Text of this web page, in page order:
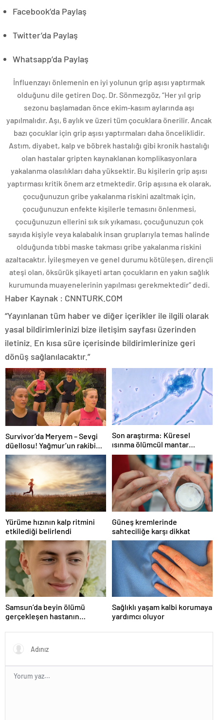
Facebook’da Paylaş
Twitter’da Paylaş
Whatsapp’da Paylaş
İnfluenzayı önlemenin en iyi yolunun grip aşısı yaptırmak
olduğunu dile getiren Doç. Dr. Sönmezgöz, “Her yıl grip
sezonu başlamadan önce ekim-kasım aylarında aşı
yapılmalıdır. Aşı, 6 aylık ve üzeri tüm çocuklara önerilir. Ancak
bazı çocuklar için grip aşısı yaptırmaları daha önceliklidir.
Astım, diyabet, kalp ve böbrek hastalığı gibi kronik hastalığı
olan hastalar gripten kaynaklanan komplikasyonlara
yakalanma olasılıkları daha yüksektir. Bu kişilerin grip aşısı
yaptırması kritik önem arz etmektedir. Grip aşısına ek olarak,
çocuğunuzun gribe yakalanma riskini azaltmak için,
çocuğunuzun enfekte kişilerle temasını önlenmesi,
çocuğunuzun ellerini sık sık yıkaması, çocuğunuzun çok
sayıda kişiyle veya kalabalık insan gruplarıyla temas halinde
olduğunda tıbbi maske takması gribe yakalanma riskini
azaltacaktır. İyileşmeyen ve genel durumu kötüleşen, dirençli
ateşi olan, öksürük şikayeti artan çocukların en yakın sağlık
kurumunda muayenelerinin yapılması gerekmektedir” dedi.
Haber Kaynak : CNNTURK.COM
“Yayınlanan tüm haber ve diğer içerikler ile ilgili olarak
yasal bildirimlerinizi bize iletişim sayfası üzerinden
iletiniz. En kısa süre içerisinde bildirimlerinize geri
dönüş sağlanılacaktır.”
Survivor’da Meryem – Sevgi
düellosu! Yağmur’un rakibi
belli oldu
Son araştırma: Küresel
ısınma ölümcül mantar
hastalığını yayabilir
Yürüme hızının kalp ritmini
etkilediği belirlendi
Güneş kremlerinde
sahteciliğe karşı dikkat
Samsun’da beyin ölümü
gerçekleşen hastanın
Sağlıklı yaşam kalbi korumaya
yardımcı oluyor